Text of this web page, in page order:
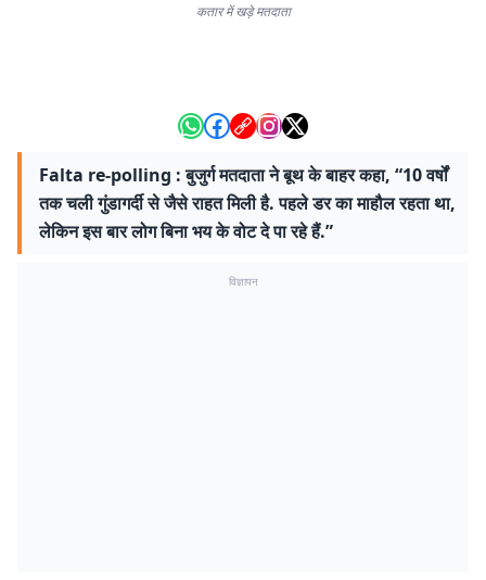
कतार में खड़े मतदाता
Falta re-polling : बुजुर्ग मतदाता ने बूथ के बाहर कहा, “10 वर्षों
तक चली गुंडागर्दी से जैसे राहत मिली है. पहले डर का माहौल रहता था,
लेकिन इस बार लोग बिना भय के वोट दे पा रहे हैं.”
विज्ञापन